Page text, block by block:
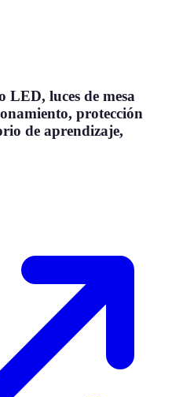
LED, luces de mesa
protección
de aprendizaje,